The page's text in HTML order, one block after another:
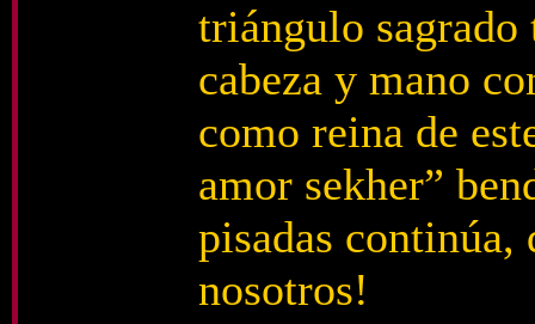
triángulo sagrado
cabeza y mano
como reina de
amor sekher”
pisadas continúa,
nosotros!